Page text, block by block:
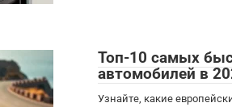
Топ-10 самых
автомобилей в
Узнайте, какие